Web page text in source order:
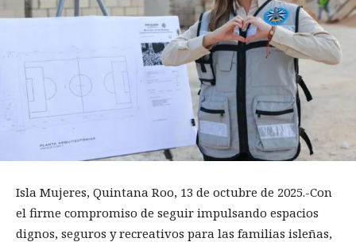
Isla Mujeres, Quintana Roo, 13 de octubre de 2025.-Con
el firme compromiso de seguir impulsando espacios
dignos, seguros y recreativos para las familias isleñas,